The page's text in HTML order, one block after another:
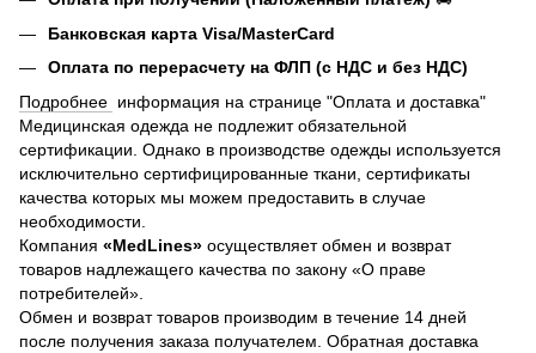
Банковская карта Visa/MasterCard
Оплата по перерасчету на ФЛП (с НДС и без НДС)
Подробнее информация на странице "Оплата и доставка"
Медицинская одежда не подлежит обязательной
сертификации. Однако в производстве одежды используется
исключительно сертифицированные ткани, сертификаты
качества которых мы можем предоставить в случае
необходимости.
Компания «MedLines» осуществляет обмен и возврат
товаров надлежащего качества по закону «О праве
потребителей».
Обмен и возврат товаров производим в течение 14 дней
после получения заказа получателем. Обратная доставка